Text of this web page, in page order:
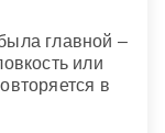
главной –
или
в